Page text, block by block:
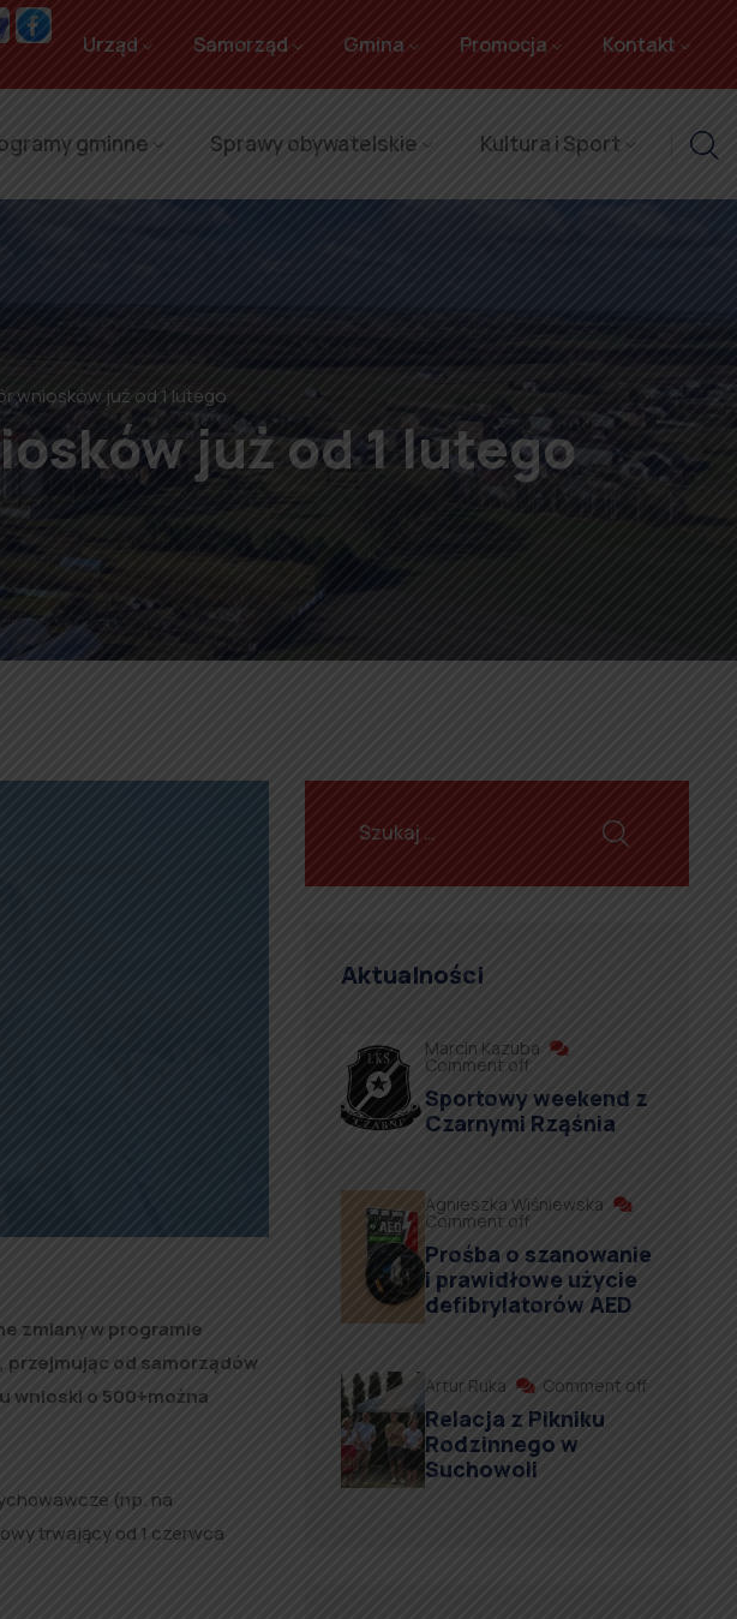
Urząd Samorząd Gmina Promocja Kontakt
gminne Sprawy obywatelskie Kultura i Sport
wniosków już od 1 lutego
już od 1 lutego
zmiany w programie
przejmując od samorządów
wnioski o 500+można
(np. na
trwający od 1 czerwca
Aktualności
Marcin Kazuba
Comment off
Sportowy weekend z
Czarnymi Rząśnia
Agnieszka Wiśniewska
Comment off
Prośba o szanowanie
i prawidłowe użycie
defibrylatorów AED
Artur Ruka Comment off
Relacja z Pikniku
Rodzinnego w
Suchowoli